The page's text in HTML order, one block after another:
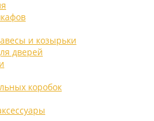
и козырьки
дверей
коробок